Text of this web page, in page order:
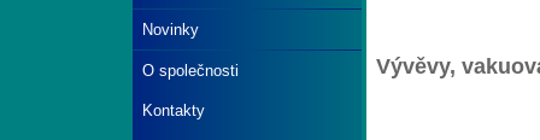
Novinky
O společnosti
Kontakty
Vývěvy,